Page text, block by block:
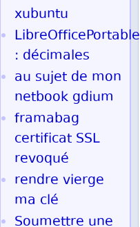
xubuntu
LibreOfficePortable
: décimales
au sujet de mon
netbook gdium
framabag
certificat SSL
revoqué
rendre vierge
ma clé
Soumettre une